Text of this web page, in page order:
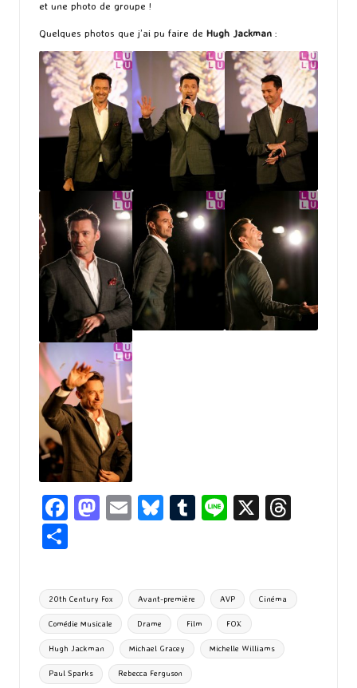
et une photo de groupe !
Quelques photos que j’ai pu faire de Hugh Jackman :
Fa
o
o
k
M
d
o
n
E
l
Bl
ky
T
bl
r
Li X
ds
ta
g
er
Tags:
20th Century Fox Avant-première AVP Cinéma
Comédie Musicale Drame Film FOX
Hugh Jackman Michael Gracey Michelle Williams
Paul Sparks Rebecca Ferguson